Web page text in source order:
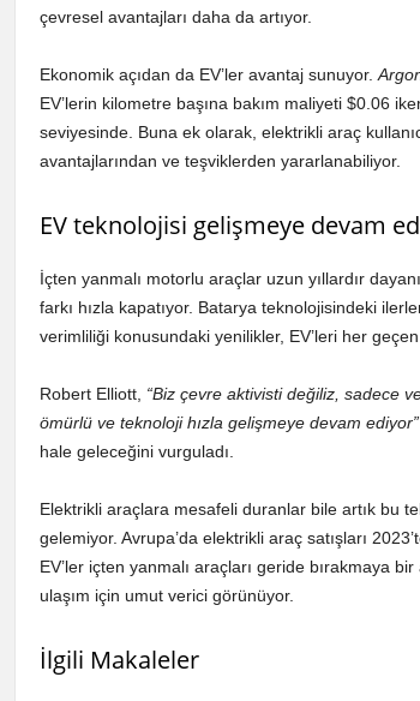
çevresel avantajları daha da artıyor.
Ekonomik açıdan da EV’ler avantaj sunuyor.
EV’lerin kilometre başına bakım maliyeti $0.06
seviyesinde. Buna ek olarak, elektrikli araç
avantajlarından ve teşviklerden yararlanabiliyor.
EV teknolojisi gelişmeye devam
İçten yanmalı motorlu araçlar uzun yıllardır
farkı hızla kapatıyor. Batarya teknolojisindeki
verimliliği konusundaki yenilikler, EV’leri her
Robert Elliott, “Biz çevre aktivisti değiliz, sadece
ömürlü ve teknoloji hızla gelişmeye devam ediyor”
hale geleceğini vurguladı.
Elektrikli araçlara mesafeli duranlar bile artık bu
gelemiyor. Avrupa’da elektrikli araç satışları
EV’ler içten yanmalı araçları geride bırakmaya
ulaşım için umut verici görünüyor.
İlgili Makaleler